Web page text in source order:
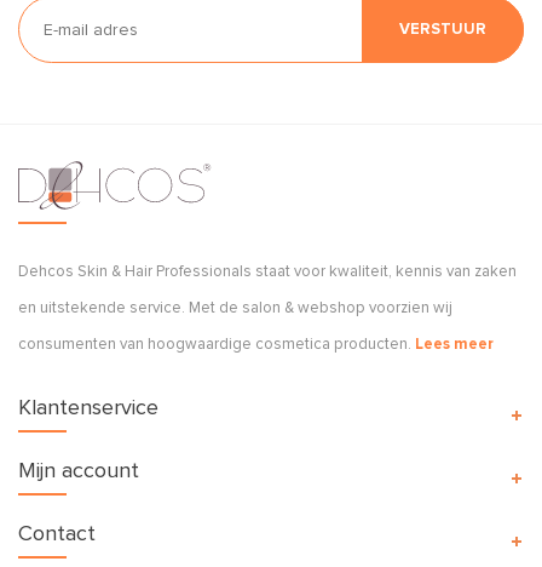
VERSTUUR
Dehcos Skin & Hair Professionals staat voor kwaliteit, kennis van zaken
en uitstekende service. Met de salon & webshop voorzien wij
consumenten van hoogwaardige cosmetica producten. Lees meer
Klantenservice
Mijn account
Contact